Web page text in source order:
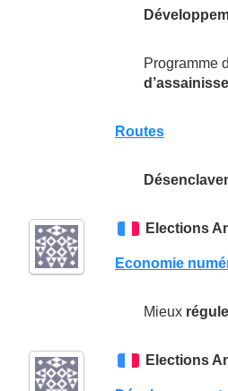
Programme
Routes
Elections
Economie
Mieux
Elections